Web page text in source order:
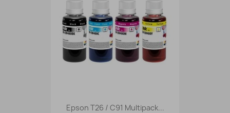
Epson T26 / C91 Multipack...